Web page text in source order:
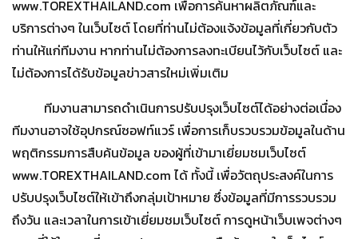
www.TOREXTHAILAND.com เพื่อการค้นหาผลิตภัณฑ์และ
บริการต่างๆ ในเว็บไซต์ โดยที่ท่านไม่ต้องแจ้งข้อมูลที่เกี่ยวกับตัว
ท่านให้แก่ทีมงาน หากท่านไม่ต้องการลงทะเบียนไว้กับเว็บไซต์ และ
ไม่ต้องการได้รับข้อมูลข่าวสารใหม่เพิ่มเติม
ทีมงานสามารถดำเนินการปรับปรุงเว็บไซต์ได้อย่างต่อเนื่อง
ทีมงานอาจใช้อุปกรณ์ซอฟท์แวร์ เพื่อการเก็บรวบรวมข้อมูลในด้าน
พฤติกรรมการสืบค้นข้อมูล ของผู้ที่เข้ามาเยี่ยมชมเว็บไซต์
www.TOREXTHAILAND.com ได้ ทั้งนี้ เพื่อวัตถุประสงค์ในการ
ปรับปรุงเว็บไซต์ให้เข้าถึงกลุ่มเป้าหมาย ซึ่งข้อมูลที่มีการรวบรวม
ถึงวัน และเวลาในการเข้าเยี่ยมชมเว็บไซต์ การดูหน้าเว็บเพจต่างๆ